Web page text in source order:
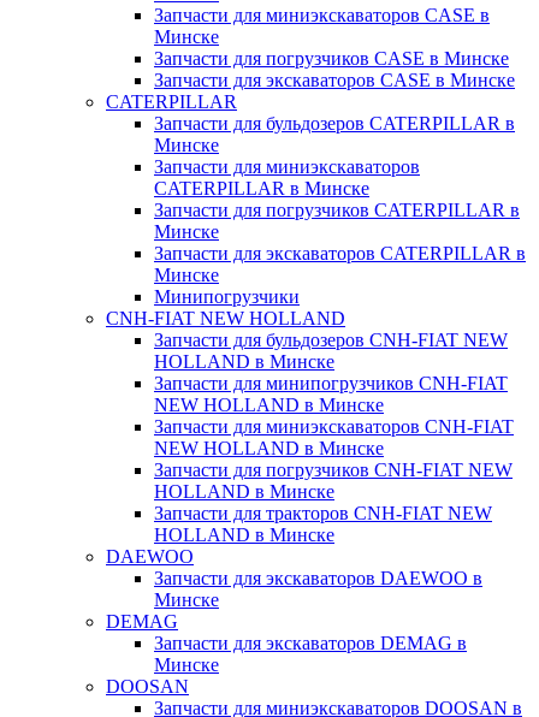
Запчасти для миниэкскаваторов CASE в
Минске
Запчасти для погрузчиков CASE в Минске
Запчасти для экскаваторов CASE в Минске
CATERPILLAR
Запчасти для бульдозеров CATERPILLAR в
Минске
Запчасти для миниэкскаваторов
CATERPILLAR в Минске
Запчасти для погрузчиков CATERPILLAR в
Минске
Запчасти для экскаваторов CATERPILLAR в
Минскe
Минипогрузчики
CNH-FIAT NEW HOLLAND
Запчасти для бульдозеров CNH-FIAT NEW
HOLLAND в Минске
Запчасти для минипогрузчиков CNH-FIAT
NEW HOLLAND в Минске
Запчасти для миниэкскаваторов CNH-FIAT
NEW HOLLAND в Минске
Запчасти для погрузчиков CNH-FIAT NEW
HOLLAND в Минске
Запчасти для тракторов CNH-FIAT NEW
HOLLAND в Минске
DAEWOO
Запчасти для экскаваторов DAEWOO в
Минске
DEMAG
Запчасти для экскаваторов DEMAG в
Минске
DOOSAN
Запчасти для миниэкскаваторов DOOSAN в